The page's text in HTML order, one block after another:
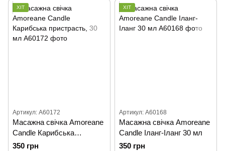
ХІТ
Артикул: A60172
Масажна свічка Amoreane
Candle Карибська
пристрасть, 30 мл
350 грн
ХІТ
Артикул: A60168
Масажна свічка Amoreane
Candle Іланг-Іланг 30 мл
350 грн